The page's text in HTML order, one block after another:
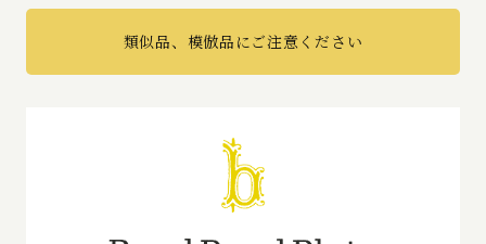
類似品、模倣品にご注意ください